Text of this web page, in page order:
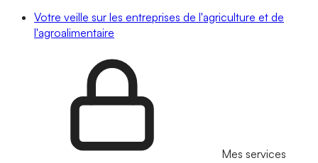
Votre veille sur les entreprises de l'agriculture et de
l'agroalimentaire
Mes services